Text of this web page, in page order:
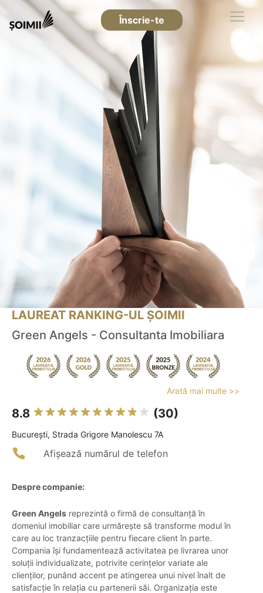
Înscrie-te
LAUREAT RANKING-UL ȘOIMII
Green Angels - Consultanta Imobiliara
Arată mai multe >>
8.8 (30)
Bucureşti, Strada Grigore Manolescu 7A
Afișează numărul de telefon
Despre companie:
Green Angels reprezintă o firmă de consultanță în
domeniul imobiliar care urmărește să transforme modul în
care au loc tranzacțiile pentru fiecare client în parte.
Compania își fundamentează activitatea pe livrarea unor
soluții individualizate, potrivite cerințelor variate ale
clienților, punând accent pe atingerea unui nivel înalt de
satisfacție în relația cu partenerii săi. Organizația este